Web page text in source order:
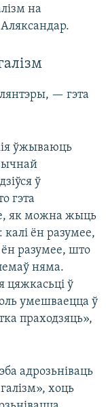
на
— гэта
ўжываюць
ў
гэта
як можна жыць
ён разумее,
разумее, што
няма.
цяжкасьці ў
умешваецца ў
праходзяць»,
адрозьніваць
хоць